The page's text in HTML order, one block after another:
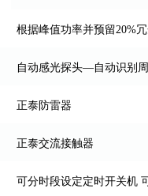
根据峰值功率并预留20%
自动感光探头—自动识别
正泰防雷器
正泰交流接触器
可分时段设定定时开关机